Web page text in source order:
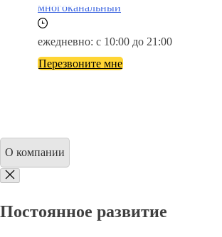
многоканальный
ежедневно: с 10:00 до 21:00
Перезвоните мне
О компании
Постоянное развитие